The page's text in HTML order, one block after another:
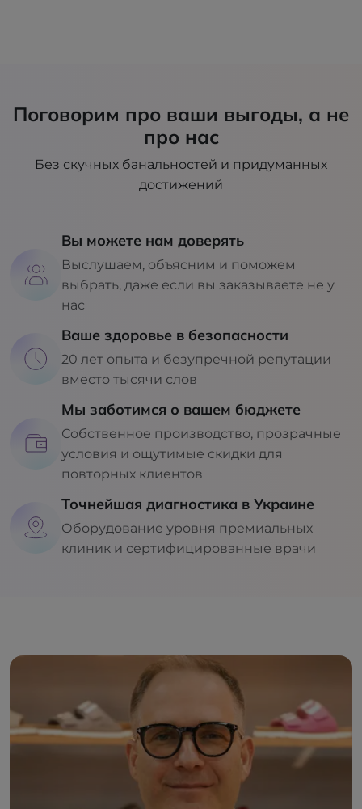
Поговорим про ваши выгоды, а не
про нас
Без скучных банальностей и придуманных
достижений
Вы можете нам доверять
Выслушаем, объясним и поможем
выбрать, даже если вы заказываете не у
нас
Ваше здоровье в безопасности
20 лет опыта и безупречной репутации
вместо тысячи слов
Мы заботимся о вашем бюджете
Собственное производство, прозрачные
условия и ощутимые скидки для
повторных клиентов
Точнейшая диагностика в Украине
Оборудование уровня премиальных
клиник и сертифицированные врачи